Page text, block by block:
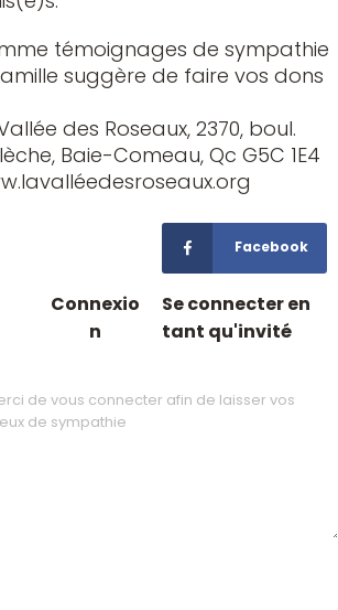
témoignages de sympathie
suggère de faire vos dons
des Roseaux, 2370, boul.
Baie-Comeau, Qc G5C 1E4
Facebook
Connexio
n
Se connecter en
tant qu'invité